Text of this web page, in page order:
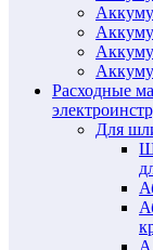
Расходные
Для